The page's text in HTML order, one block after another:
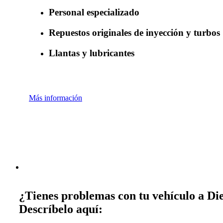
Personal especializado
Repuestos originales de inyección y turbos
Llantas y lubricantes
Más información
¿Tienes problemas con tu vehículo a
Descríbelo aquí: